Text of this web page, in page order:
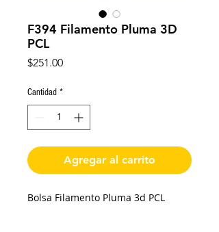
F394 Filamento Pluma 3D
PCL
$251.00Precio
Cantidad *
Agregar al carrito
Bolsa Filamento Pluma 3d PCL